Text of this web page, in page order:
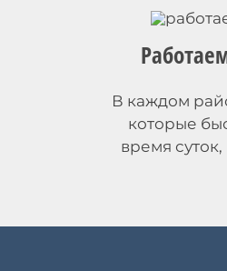
В каждом
которые
время